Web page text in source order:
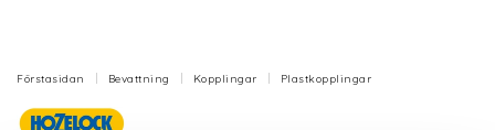
Förstasidan Bevattning Kopplingar Plastkopplingar